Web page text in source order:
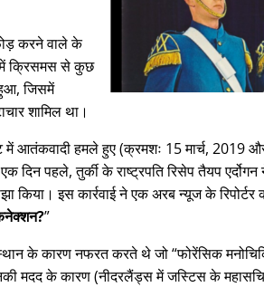
करने वाले के
में क्रिसमस से कुछ
जिसमें
शामिल था।
हमले हुए (क्रमशः 15 मार्च, 2019
पहले, तुर्की के राष्ट्रपति रिसेप तैयप एर्दोगन
किया। इस कार्रवाई ने एक अरब न्यूज के
के कारण नफरत करते थे जो फोरेंसिक
मदद के कारण (नीदरलैंड्स में जस्टिस के